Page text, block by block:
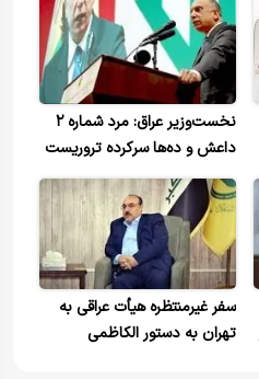
نخست‌وزیر عراق: مرد شماره ۲
داعش و ده‌ها سرکرده تروریست
کشته شدند
سفر غیرمنتظره هیأت عراقی به
تهران به دستور الکاظمی